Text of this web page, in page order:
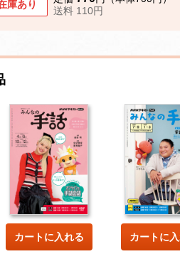
庫あり
送料 110円
カートに入れる カートに